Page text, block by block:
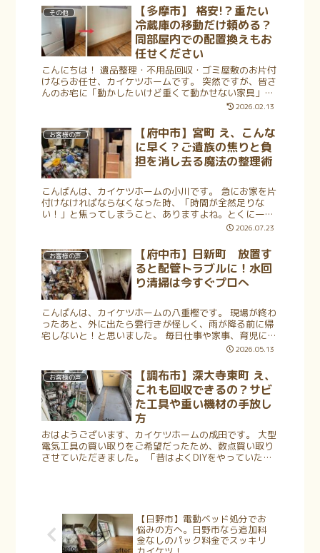
その他
【多摩市】 格安!？重たい
冷蔵庫の移動だけ頼める？
同部屋内での配置換えもお
任せください
こんにちは！ 遺品整理・不用品回収・ゴミ屋敷のお片付
けならお任せ、カイケツホームです。 突然ですが、皆さ
んのお宅に「動かしたいけど重くて動かせない家具」は
ありませんか？ 模様替えをしたいけれどタンスが重すぎ
2026.02.13
お客様の声
【府中市】宮町 え、こんな
に早く？ご遺族の焦りと負
担を消し去る魔法の整理術
こんばんは、カイケツホームの小川です。 急にお家を片
付けなければならなくなった時、「時間が全然足りな
い！」と焦ってしまうこと、ありますよね。とくに一軒
家まるごとの遺品整理となれば、どこから手をつけてい
2026.07.23
お客様の声
【府中市】日新町 放置す
ると配管トラブルに！水回
り清掃は今すぐプロへ
こんばんは、カイケツホームの八重樫です。 現場が終わ
ったあと、外に出たら雲行きが怪しく、雨が降る前に帰
宅しないと！と思いました。 毎日仕事や家事、育児に追
われていると、どうしてもキッチンのシンクやお風呂の
2026.05.13
お客様の声
【調布市】深大寺東町 え、
これも回収できるの？サビ
た工具や重い機材の手放し
方
おはようございます、カイケツホームの成田です。 大型
電気工具の買い取りをご希望だったため、数点買い取り
させていただきました。 「昔はよくDIYをやっていたけ
【日野市】電動ベッド処分でお
悩みの方へ。日野市なら追加料
金なしのパック料金でスッキリ